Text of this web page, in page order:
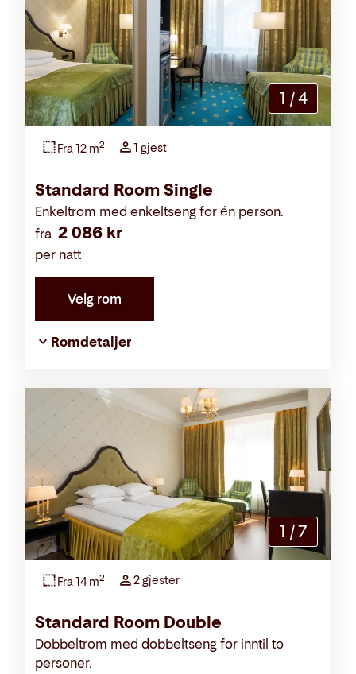
Standard Room Single
fra 2 086 kr
per natt
Enkeltrom med enkeltseng for én person.
Velg rom
Fra 12 m2 1 gjest
Romdetaljer
1 /4
Standard Room Double
Dobbeltrom med dobbeltseng for inntil to
personer.
Fra 14 m2 2 gjester
1 /7